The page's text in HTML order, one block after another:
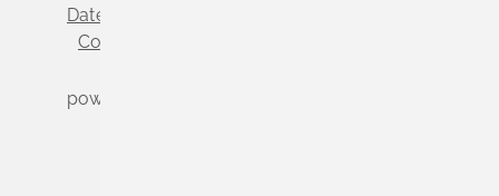
Datenschutz
Cookie-Einstellungen
powered by